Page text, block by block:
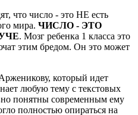
что число - это НЕ есть
мира. ЧИСЛО - ЭТО
. Мозг ребенка 1 класса это
этим бредом. Он это может
который идет
любую тему с текстовых
понятны современным ему
полностью опираться на